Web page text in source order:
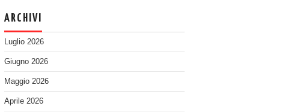
ARCHIVI
Luglio 2026
Giugno 2026
Maggio 2026
Aprile 2026